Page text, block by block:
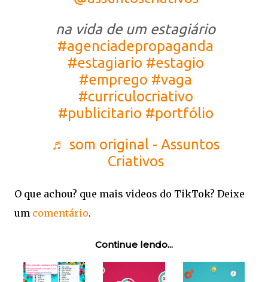
na vida de um estagiário
#agenciadepropaganda
#estagiario #estagio
#emprego #vaga
#curriculocriativo
#publicitario #portfólio
♬ som original - Assuntos
Criativos
O que achou? que mais videos do TikTok? Deixe
um comentário.
Continue lendo...